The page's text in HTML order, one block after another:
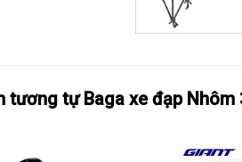
tương tự Baga xe đạp Nhôm